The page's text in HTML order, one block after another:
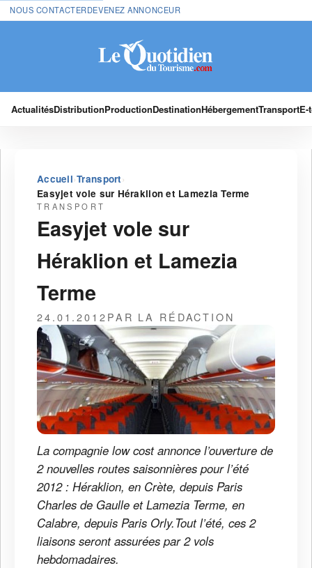
NOUS CONTACTERDEVENEZ ANNONCEUR
ActualitésDistributionProductionDestinationHébergementTransport
Accueil›Transport ›
Easyjet vole sur Héraklion et Lamezia Terme
TRANSPORT
Easyjet vole sur
Héraklion et Lamezia
Terme
24.01.2012PAR LA RÉDACTION
La compagnie low cost annonce l’ouverture de
2 nouvelles routes saisonnières pour l’été
2012 : Héraklion, en Crète, depuis Paris
Charles de Gaulle et Lamezia Terme, en
Calabre, depuis Paris Orly.Tout l’été, ces 2
liaisons seront assurées par 2 vols
hebdomadaires.